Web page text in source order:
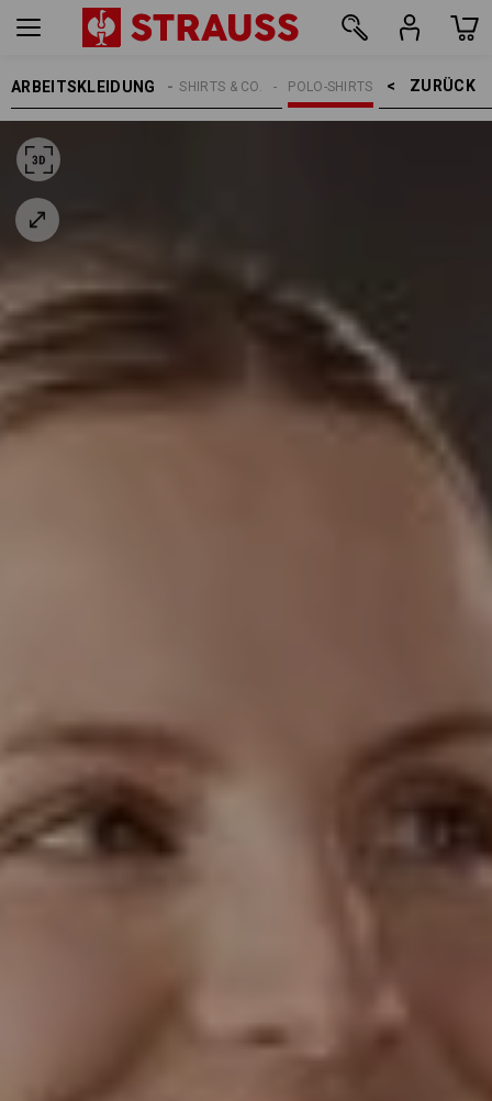
ARBEITSKLEIDUNG ZURÜCK    >
POLO-SHIRTS
SHIRTS & CO.
DAMEN